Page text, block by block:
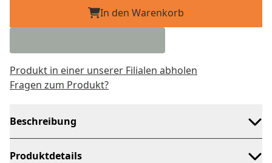
In den Warenkorb
Produkt in einer unserer Filialen abholen
Fragen zum Produkt?
Beschreibung
Produktdetails